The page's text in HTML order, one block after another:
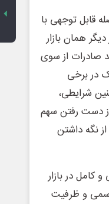
کرده، فاصله قابل توجهی با
دیگر همان بازار
صادرات از سوی
در برخی
شرایطی،
دست رفتن سهم
نگه داشتن
کامل در بازار
و ظرفیت